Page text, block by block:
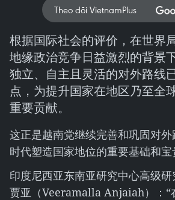
Theo dõi VietnamPlus
根据国际社会的评价，在世界
地缘政治竞争日益激烈的背景
独立、自主且灵活的对外路线
点，为提升国家在地区乃至全
重要贡献。
这正是越南党继续完善和巩固对
时代塑造国家地位的重要基础和宝
印度尼西亚东南亚研究中心高级研
贾亚（Veeramalla Anjaiah）：“